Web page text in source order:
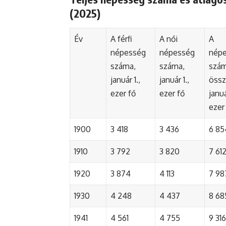
(2025)
Év
A férfi
népesség
száma,
január 1.,
ezer fő
A női
népesség
száma,
január 1.,
ezer fő
A
1900 3 418 3 436 6
1910 3 792 3 820 7 612
1920 3 874 4 113 7
1930 4 248 4 437 8
1941 4 561 4 755 9 316